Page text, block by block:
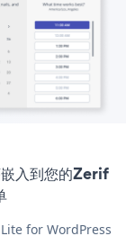
入到您的Zerif
for WordPress